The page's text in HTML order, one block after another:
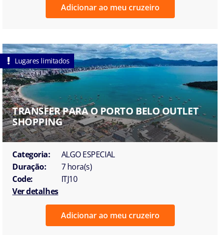
Adicionar ao meu cruzeiro
Lugares limitados
TRANSFER PARA O PORTO BELO OUTLET
SHOPPING
Categoria:
ALGO ESPECIAL
Duração:
7 hora(s)
Code:
ITJ10
Ver detalhes
Adicionar ao meu cruzeiro